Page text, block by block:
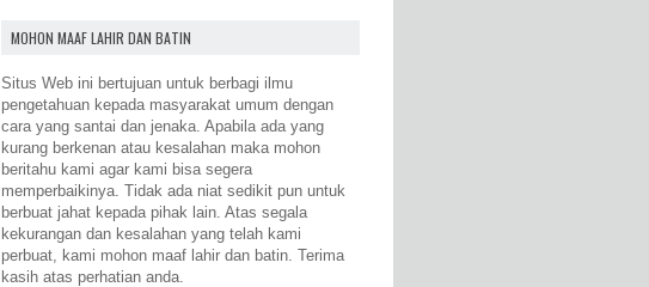
MOHON MAAF LAHIR DAN BATIN
Situs Web ini bertujuan untuk berbagi ilmu
pengetahuan kepada masyarakat umum dengan
cara yang santai dan jenaka. Apabila ada yang
kurang berkenan atau kesalahan maka mohon
beritahu kami agar kami bisa segera
memperbaikinya. Tidak ada niat sedikit pun untuk
berbuat jahat kepada pihak lain. Atas segala
kekurangan dan kesalahan yang telah kami
perbuat, kami mohon maaf lahir dan batin. Terima
kasih atas perhatian anda.